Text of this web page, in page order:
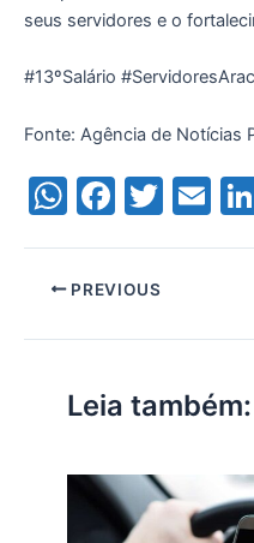
seus servidores e o
#13ºSalário
Fonte: Agência de Notícias
W
at
s
A
p
p
F
c
e
b
o
o
k
T
E
PREVIOUS
Leia também: